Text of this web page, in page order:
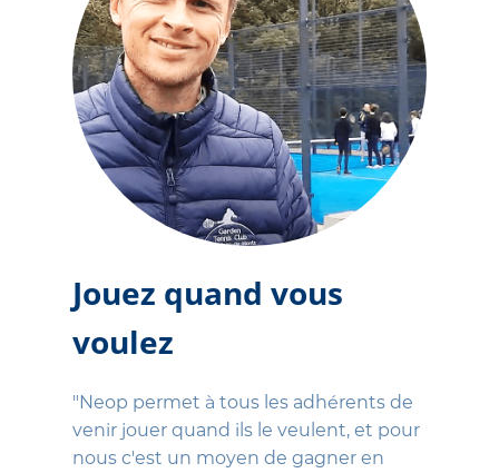
Jouez quand vous
voulez
"Neop permet à tous les adhérents de
venir jouer quand ils le veulent, et pour
nous c'est un moyen de gagner en